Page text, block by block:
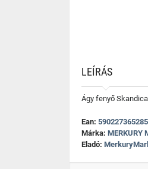
LEÍRÁS
Ágy fenyő
Ean:
Márka: MERKURY
Eladó: